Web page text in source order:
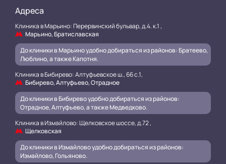
Адреса
Клиника в Марьино: Перервинский бульвар, д.4. к.1 ,
Марьино, Братиславская
До клиники в Марьино удобно добираться из районов: Братеево,
Люблино, а также Капотня.
Клиника в Бибирево: Алтуфьевское ш., 66 с.1,
Бибирево, Алтуфьево, Отрадное
До клиники в Бибирево удобно добираться из районов:
Отрадное, Алтуфьево, а также Медведково.
Клиника в Измайлово: Щелковское шоссе, д.72 ,
Щелковская
До клиники в Измайлово удобно добираться из районов:
Измайлово, Гольяново.